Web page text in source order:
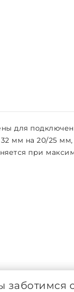
для
мм на 20/25
при
заботимся